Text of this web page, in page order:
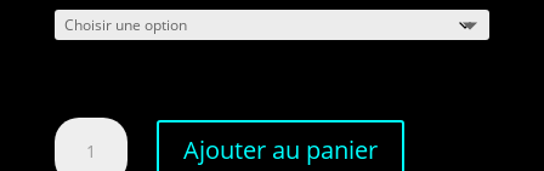
quantité
de
Ajouter au panier